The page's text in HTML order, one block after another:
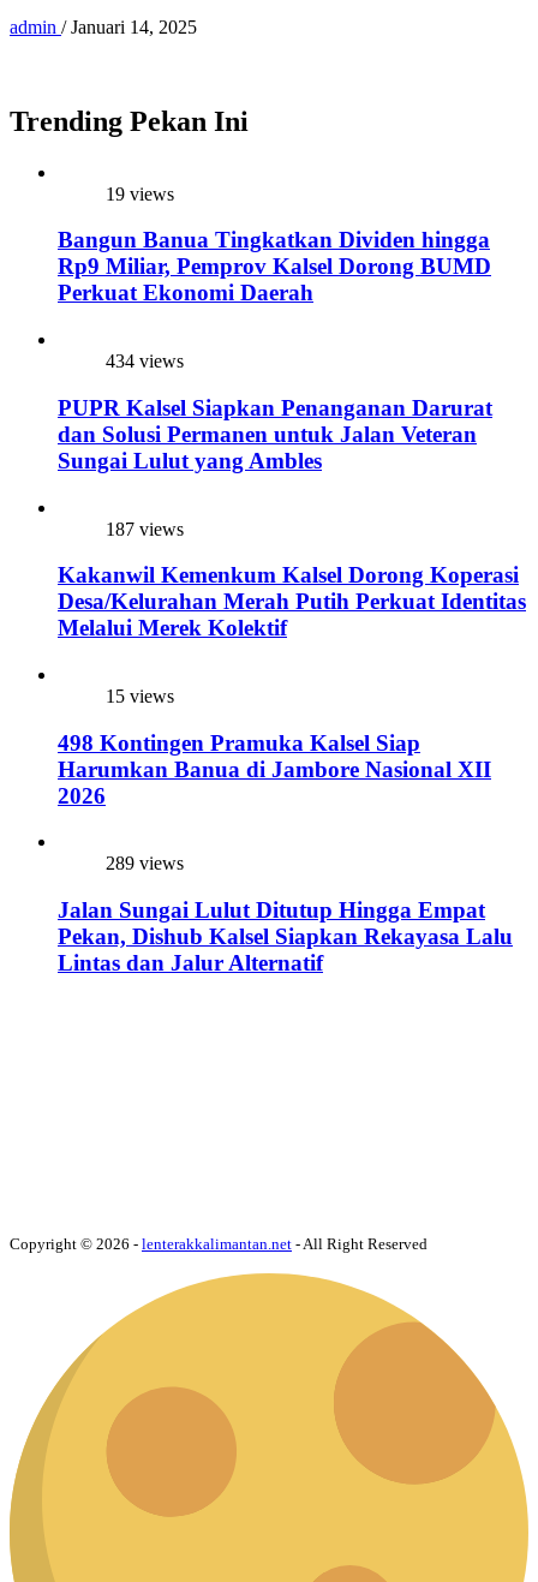
admin / Januari 14, 2025
Trending Pekan Ini
19 views
Bangun Banua Tingkatkan Dividen hingga
Rp9 Miliar, Pemprov Kalsel Dorong BUMD
Perkuat Ekonomi Daerah
434 views
PUPR Kalsel Siapkan Penanganan Darurat
dan Solusi Permanen untuk Jalan Veteran
Sungai Lulut yang Ambles
187 views
Kakanwil Kemenkum Kalsel Dorong Koperasi
Desa/Kelurahan Merah Putih Perkuat Identitas
Melalui Merek Kolektif
15 views
498 Kontingen Pramuka Kalsel Siap
Harumkan Banua di Jambore Nasional XII
2026
289 views
Jalan Sungai Lulut Ditutup Hingga Empat
Pekan, Dishub Kalsel Siapkan Rekayasa Lalu
Lintas dan Jalur Alternatif
Copyright © 2026 - lenterakkalimantan.net - All Right Reserved